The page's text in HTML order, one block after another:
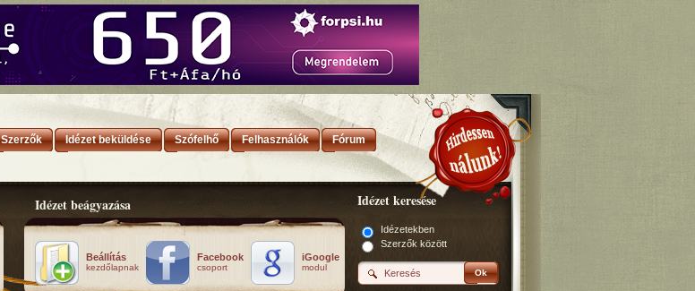
Szerzők Idézet beküldése Szófelhő Felhasználók Fórum
Idézet beágyazása
Beállítás
kezdőlapnak
Facebook
csoport
iGoogle
modul
Idézet keresése
Idézetekben
Szerzők között
Ok